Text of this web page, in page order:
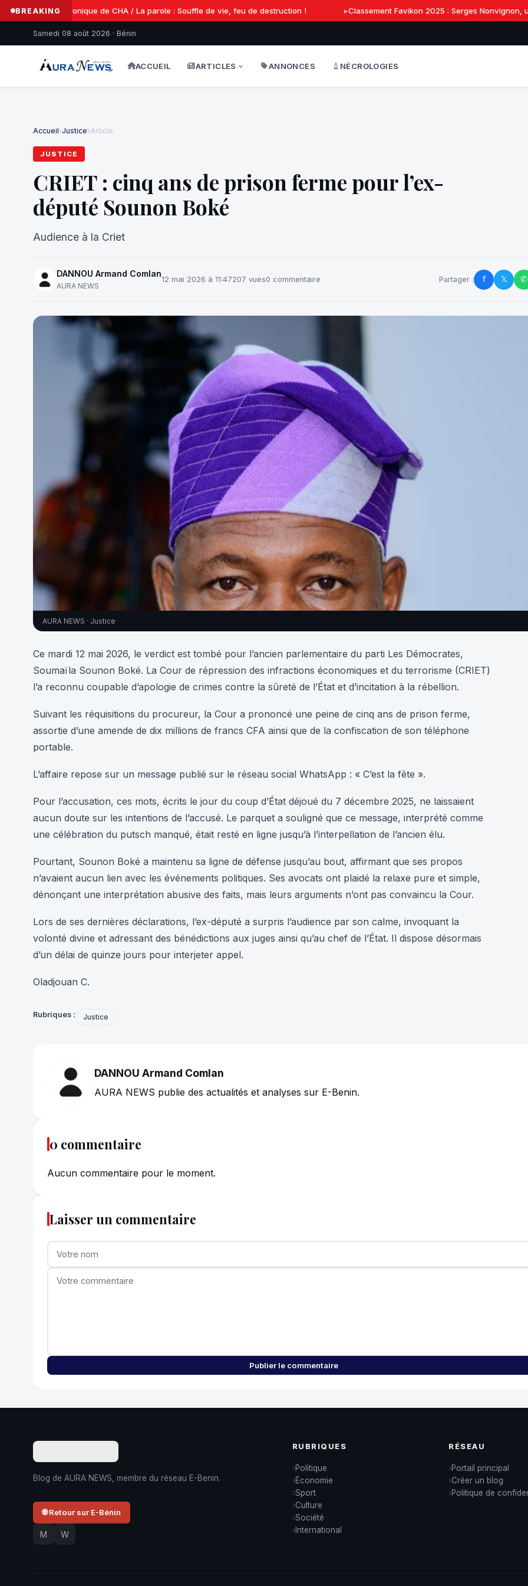
BREAKINGChronique de CHA / La parole : Souffle de vie, feu de destruction ! Classement Favikon 2025 : Serges Nonvignon,
Samedi 08 août 2026 · Bénin
ACCUEIL ARTICLES ANNONCES NÉCROLOGIES
Accueil›Justice›Article
JUSTICE
CRIET : cinq ans de prison ferme pour l’ex-
député Sounon Boké
Audience à la Criet
DANNOU Armand Comlan
AURA NEWS
12 mai 2026 à 11:47207 vues0 commentaire Partager : f 𝕏 ✆
AURA NEWS · Justice
Ce mardi 12 mai 2026, le verdict est tombé pour l’ancien parlementaire du parti Les Démocrates,
Soumaïla Sounon Boké. La Cour de répression des infractions économiques et du terrorisme (CRIET)
l’a reconnu coupable d’apologie de crimes contre la sûreté de l’État et d’incitation à la rébellion.
Suivant les réquisitions du procureur, la Cour a prononcé une peine de cinq ans de prison ferme,
assortie d’une amende de dix millions de francs CFA ainsi que de la confiscation de son téléphone
portable.
L’affaire repose sur un message publié sur le réseau social WhatsApp : « C’est la fête ».
Pour l’accusation, ces mots, écrits le jour du coup d’État déjoué du 7 décembre 2025, ne laissaient
aucun doute sur les intentions de l’accusé. Le parquet a souligné que ce message, interprété comme
une célébration du putsch manqué, était resté en ligne jusqu’à l’interpellation de l’ancien élu.
Pourtant, Sounon Boké a maintenu sa ligne de défense jusqu’au bout, affirmant que ses propos
n’avaient aucun lien avec les événements politiques. Ses avocats ont plaidé la relaxe pure et simple,
dénonçant une interprétation abusive des faits, mais leurs arguments n’ont pas convaincu la Cour.
Lors de ses dernières déclarations, l’ex-député a surpris l’audience par son calme, invoquant la
volonté divine et adressant des bénédictions aux juges ainsi qu’au chef de l’État. Il dispose désormais
d’un délai de quinze jours pour interjeter appel.
Oladjouan C.
Rubriques : Justice
DANNOU Armand Comlan
AURA NEWS publie des actualités et analyses sur E-Benin.
0 commentaire
Aucun commentaire pour le moment.
Laisser un commentaire
Publier le commentaire
Blog de AURA NEWS, membre du réseau E-Benin.
🌐 Retour sur E-Bénin
M W
RUBRIQUES
Politique
Économie
Sport
Culture
Société
International
RÉSEAU
Portail principal
Créer un blog
Politique de